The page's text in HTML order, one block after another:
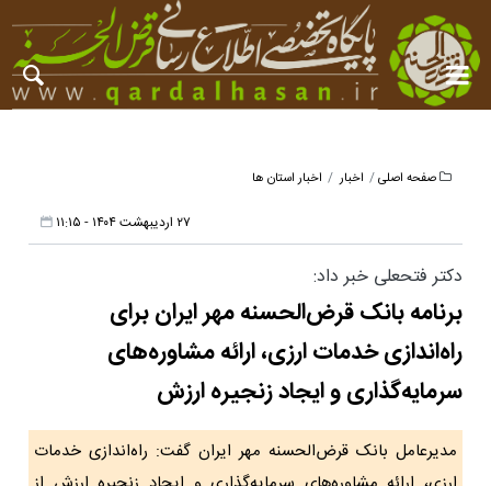
صفحه اصلی اخبار اخبار استان ها
۲۷ اردیبهشت ۱۴۰۴ - ۱۱:۱۵
دکتر فتحعلی خبر داد:
برنامه بانک قرض‌الحسنه مهر ایران برای
راه‌اندازی خدمات ارزی، ارائه مشاوره‌های
سرمایه‌گذاری و ایجاد زنجیره ارزش
مدیرعامل بانک قرض‌الحسنه مهر ایران گفت: راه‌اندازی خدمات